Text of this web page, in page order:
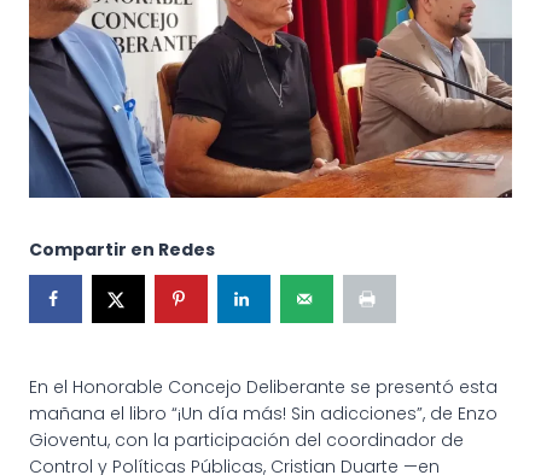
Compartir en Redes
En el Honorable Concejo Deliberante se presentó esta
mañana el libro “¡Un día más! Sin adicciones”, de Enzo
Gioventu, con la participación del coordinador de
Control y Políticas Públicas, Cristian Duarte —en